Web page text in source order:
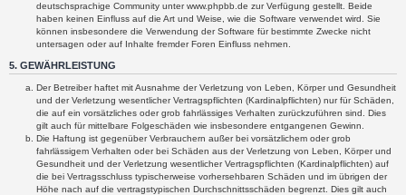
deutschsprachige Community unter www.phpbb.de zur Verfügung gestellt. Beide
haben keinen Einfluss auf die Art und Weise, wie die Software verwendet wird. Sie
können insbesondere die Verwendung der Software für bestimmte Zwecke nicht
untersagen oder auf Inhalte fremder Foren Einfluss nehmen.
5. GEWÄHRLEISTUNG
Der Betreiber haftet mit Ausnahme der Verletzung von Leben, Körper und Gesundheit
und der Verletzung wesentlicher Vertragspflichten (Kardinalpflichten) nur für Schäden,
die auf ein vorsätzliches oder grob fahrlässiges Verhalten zurückzuführen sind. Dies
gilt auch für mittelbare Folgeschäden wie insbesondere entgangenen Gewinn.
Die Haftung ist gegenüber Verbrauchern außer bei vorsätzlichem oder grob
fahrlässigem Verhalten oder bei Schäden aus der Verletzung von Leben, Körper und
Gesundheit und der Verletzung wesentlicher Vertragspflichten (Kardinalpflichten) auf
die bei Vertragsschluss typischerweise vorhersehbaren Schäden und im übrigen der
Höhe nach auf die vertragstypischen Durchschnittsschäden begrenzt. Dies gilt auch